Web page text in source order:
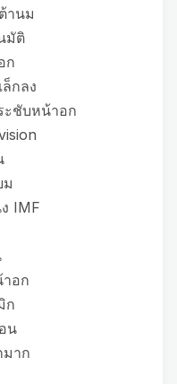
านม
มัติ
ก
กลง
ะชับหน้าอก
ม
IMF
อก
ก
น
มาก